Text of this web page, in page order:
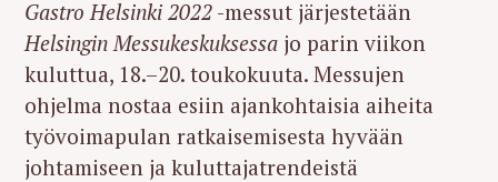
Gastro Helsinki 2022 -messut järjestetään
Helsingin Messukeskuksessa jo parin viikon
kuluttua, 18.–20. toukokuuta. Messujen
ohjelma nostaa esiin ajankohtaisia aiheita
työvoimapulan ratkaisemisesta hyvään
johtamiseen ja kuluttajatrendeistä